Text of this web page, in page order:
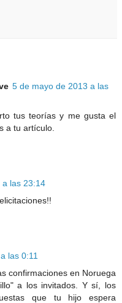
5 de mayo de 2013 a las
tus teorías y me gusta el
a tu artículo.
las 23:14
las 0:11
confirmaciones en Noruega
a los invitados. Y sí, los
que tu hijo espera